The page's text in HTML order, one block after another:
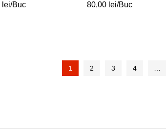
lei/Buc
lei 80,00 lei/Buc
80,00 lei
1 2 3 4